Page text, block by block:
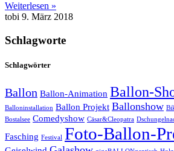
Weiterlesen »
tobi 9. März 2018
Schlagworte
Schlagwörter
Ballon Ballon-Animation Ballon-
Balloninstallation Ballon Projekt Ballonshow
Bostalsee Comedyshow Cäsar&Cleopatra
Fasching Festival Foto-Ballon-